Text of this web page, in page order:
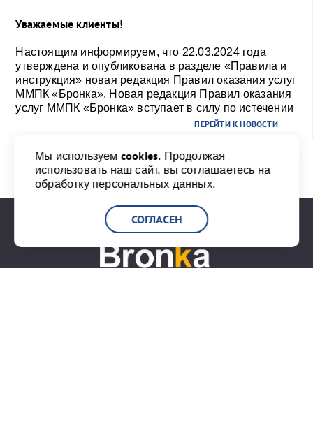
Уважаемые клиенты!
Настоящим информируем, что 22.03.2024 года
утверждена и опубликована в разделе «Правила и
инструкция» новая редакция Правил оказания услуг
ММПК «Бронка». Новая редакция Правил оказания
услуг ММПК «Бронка» вступает в силу по истечении
ПЕРЕЙТИ К НОВОСТИ
Назад 1 2 Вперед
Мы используем cookies. Продолжая
использовать наш сайт, вы соглашаетесь на
обработку персональных данных.
СОГЛАСЕН